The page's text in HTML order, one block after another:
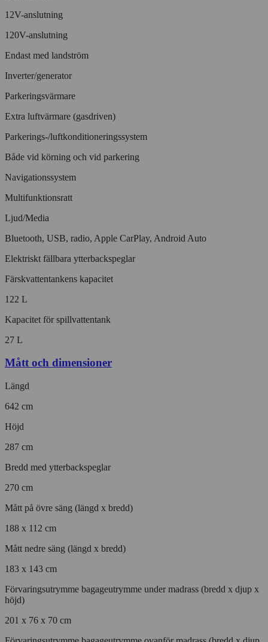
12V-anslutning
120V-anslutning
Endast med landström
Inverter/generator
Parkeringsvärmare
Extra luftvärmare (gasdriven)
Parkerings-/luftkonditioneringssystem
Både vid körning och vid parkering
Navigationssystem
Multifunktionsratt
Ljud/Media
Bluetooth, USB, radio, Apple CarPlay, Android Auto
Elektriskt fällbara ytterbackspeglar
Färskvattentankens kapacitet
122 L
Kapacitet för spillvattentank
27 L
Mått och dimensioner
Längd
642 cm
Höjd
287 cm
Bredd med ytterbackspeglar
270 cm
Mått på övre säng (längd x bredd)
188 x 112 cm
Mått nedre säng (längd x bredd)
183 x 143 cm
Förvaringsutrymme bagageutrymme under madrass (bredd x djup x
höjd)
201 x 76 x 70 cm